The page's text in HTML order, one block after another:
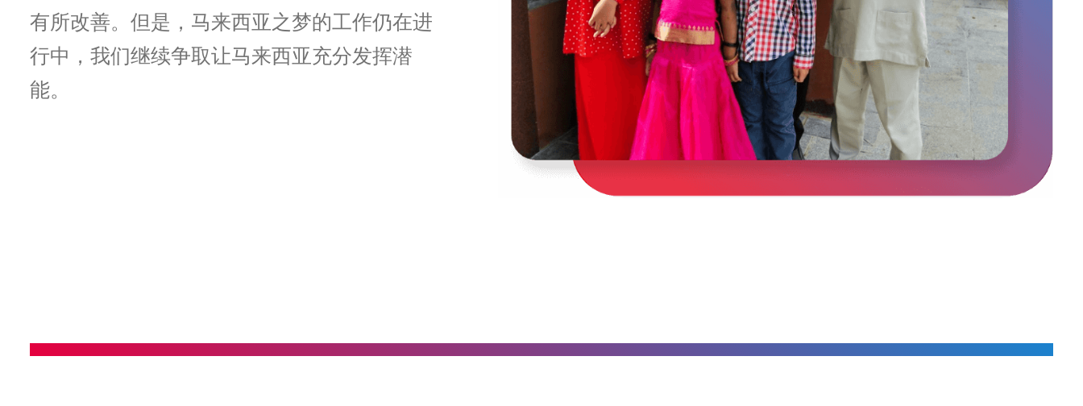
有所改善。但是，马来西亚之梦的工作仍在进
行中，我们继续争取让马来西亚充分发挥潜
能。